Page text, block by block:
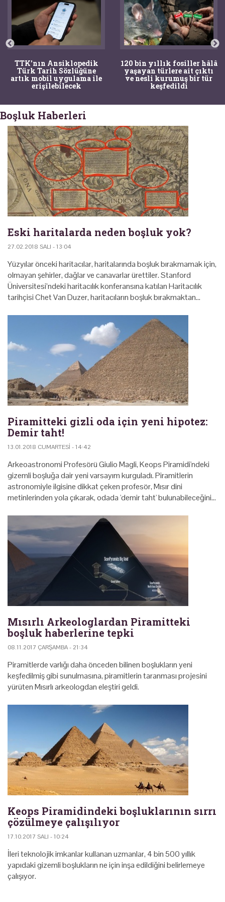
TTK'nın Ansiklopedik
Türk Tarih Sözlüğüne
artık mobil uygulama ile
erişilebilecek
120 bin yıllık fosiller hâlâ
yaşayan türlere ait çıktı
ve nesli kurumuş bir tür
keşfedildi
Boşluk Haberleri
Eski haritalarda neden boşluk yok?
27.02.2018 SALI - 13:04
Yüzyılar önceki haritacılar, haritalarında boşluk bırakmamak için,
olmayan şehirler, dağlar ve canavarlar ürettiler. Stanford
Üniversitesi’ndeki haritacılık konferansına katılan Haritacılık
tarihçisi Chet Van Duzer, haritacıların boşluk bırakmaktan…
Piramitteki gizli oda için yeni hipotez:
Demir taht!
13.01.2018 CUMARTESI - 14:42
Arkeoastronomi Profesörü Giulio Magli, Keops Piramidi'ndeki
gizemli boşluğa dair yeni varsayım kurguladı. Piramitlerin
astronomiyle ilgisine dikkat çeken profesör, Mısır dini
metinlerinden yola çıkarak, odada 'demir taht' bulunabileceğini…
Mısırlı Arkeologlardan Piramitteki
boşluk haberlerine tepki
08.11.2017 ÇARŞAMBA - 21:34
Piramitlerde varlığı daha önceden bilinen boşlukların yeni
keşfedilmiş gibi sunulmasına, piramitlerin taranması projesini
yürüten Mısırlı arkeologdan eleştiri geldi.
Keops Piramidindeki boşluklarının sırrı
çözülmeye çalışılıyor
17.10.2017 SALI - 10:24
İleri teknolojik imkanlar kullanan uzmanlar, 4 bin 500 yıllık
yapıdaki gizemli boşlukların ne için inşa edildiğini belirlemeye
çalışıyor.